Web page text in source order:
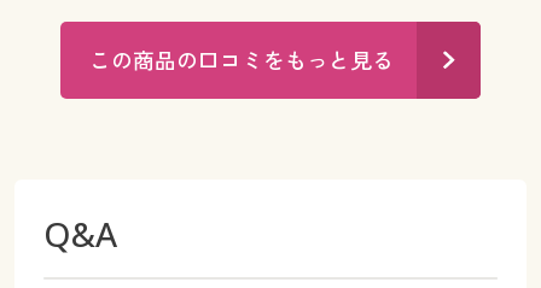
この商品の口コミをもっと見る
Q&A